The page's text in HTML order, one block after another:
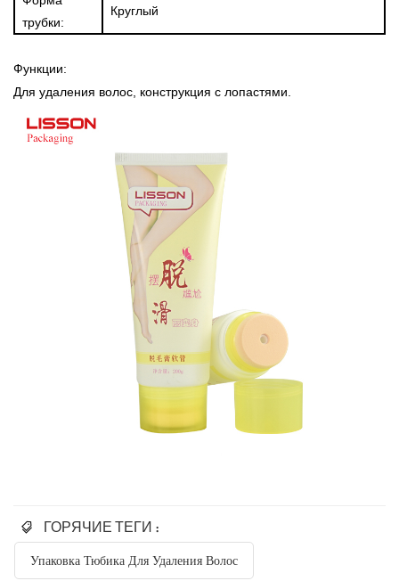
трубки:
Круглый
Функции:
Для удаления волос, конструкция с лопастями.
ГОРЯЧИЕ ТЕГИ :
Упаковка Тюбика Для Удаления Волос